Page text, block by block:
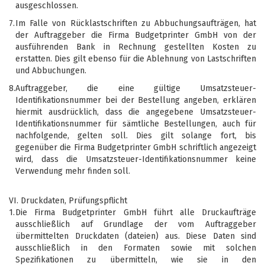
ausgeschlossen.
7.Im Falle von Rücklastschriften zu Abbuchungsaufträgen, hat
der Auftraggeber die Firma Budgetprinter GmbH von der
ausführenden Bank in Rechnung gestellten Kosten zu
erstatten. Dies gilt ebenso für die Ablehnung von Lastschriften
und Abbuchungen.
8.Auftraggeber, die eine gültige Umsatzsteuer-
Identifikationsnummer bei der Bestellung angeben, erklären
hiermit ausdrücklich, dass die angegebene Umsatzsteuer-
Identifikationsnummer für sämtliche Bestellungen, auch für
nachfolgende, gelten soll. Dies gilt solange fort, bis
gegenüber die Firma Budgetprinter GmbH schriftlich angezeigt
wird, dass die Umsatzsteuer-Identifikationsnummer keine
Verwendung mehr finden soll.
VI. Druckdaten, Prüfungspflicht
1.Die Firma Budgetprinter GmbH führt alle Druckaufträge
ausschließlich auf Grundlage der vom Auftraggeber
übermittelten Druckdaten (dateien) aus. Diese Daten sind
ausschließlich in den Formaten sowie mit solchen
Spezifikationen zu übermitteln, wie sie in den